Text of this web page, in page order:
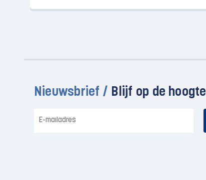
Nieuwsbrief / Blijf op de hoogte
mailadres